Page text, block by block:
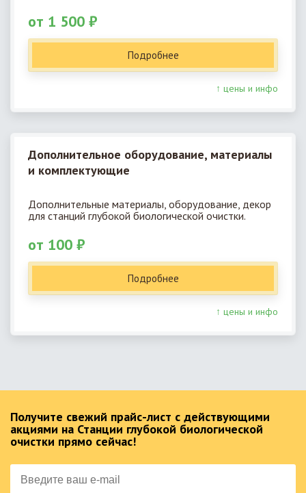
от 1 500 ₽
Подробнее
↑ цены и инфо
Дополнительное оборудование, материалы
и комплектующие
Дополнительные материалы, оборудование, декор
для станций глубокой биологической очистки.
от 100 ₽
Подробнее
↑ цены и инфо
Получите свежий прайс-лист с действующими
акциями на Станции глубокой биологической
очистки прямо сейчас!